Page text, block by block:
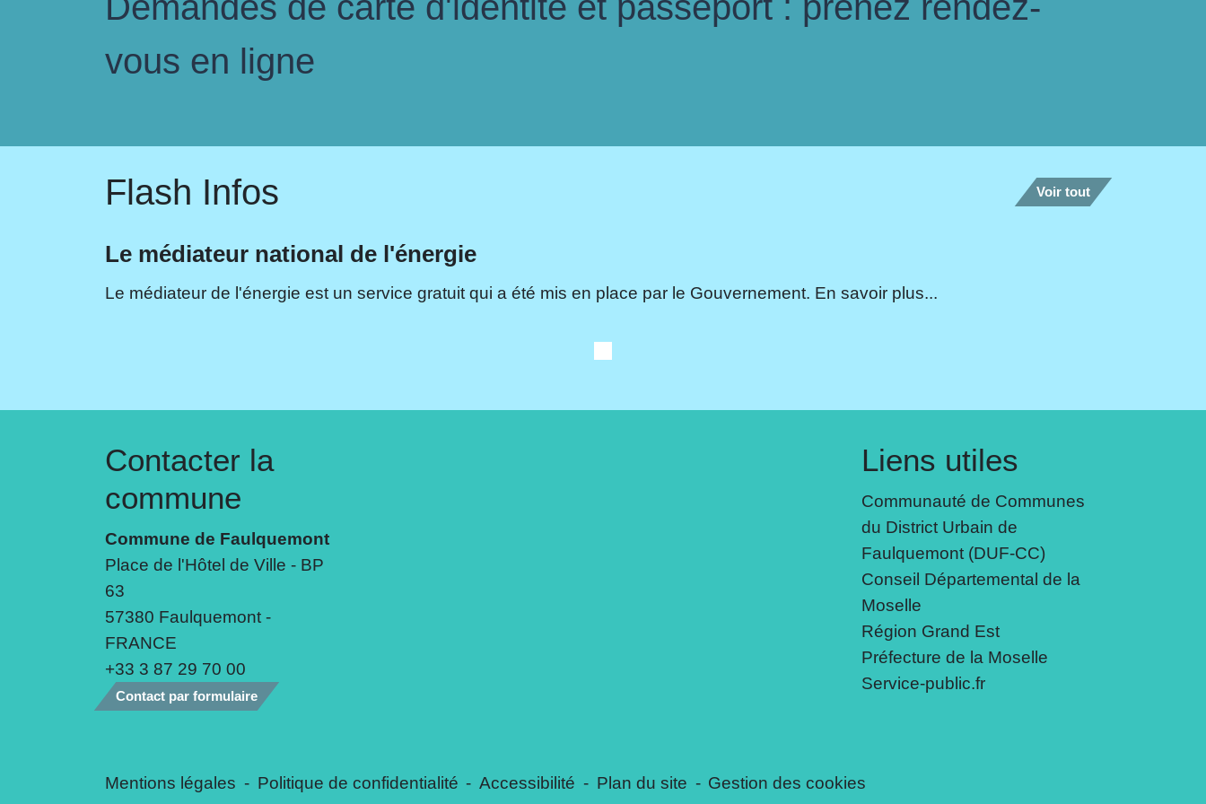
vous en ligne
Flash Infos Voir tout
Le médiateur national de l'énergie
Le médiateur de l'énergie est un service gratuit qui a été mis en place par le Gouvernement. En savoir plus...
Contacter la
commune
Commune de Faulquemont
Place de l'Hôtel de Ville - BP
63
57380 Faulquemont -
FRANCE
+33 3 87 29 70 00
Contact par formulaire
Liens utiles
Communauté de Communes
du District Urbain de
Faulquemont (DUF-CC)
Conseil Départemental de la
Moselle
Région Grand Est
Préfecture de la Moselle
Service-public.fr
Mentions légales - Politique de confidentialité - Accessibilité - Plan du site - Gestion des cookies